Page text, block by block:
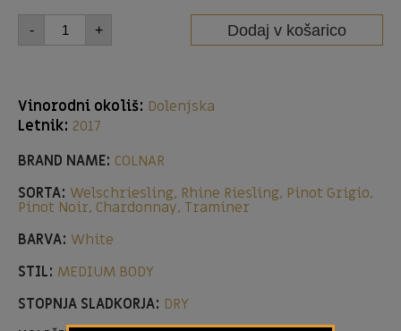
- + Dodaj v košarico
Vinorodni okoliš: Dolenjska
Letnik: 2017
BRAND NAME: COLNAR
SORTA: Welschriesling, Rhine Riesling, Pinot Grigio,
Pinot Noir, Chardonnay, Traminer
BARVA: White
STIL: MEDIUM BODY
STOPNJA SLADKORJA: DRY